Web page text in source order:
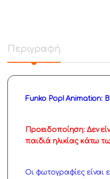
Περιγραφή
Funko Pop! Animation:
Προειδοποίηση: Δεν
παιδιά ηλικίας κάτω
Οι φωτογραφίες είναι